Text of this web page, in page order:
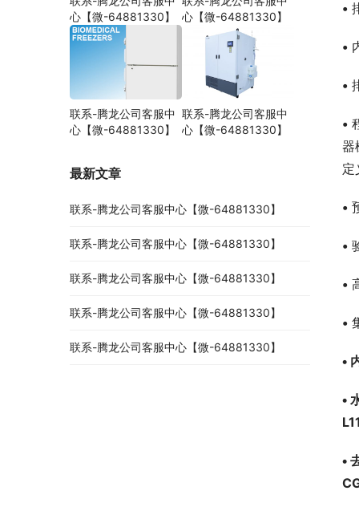
•
•
•
•
器
定
•
•
•
•
•
•
•
心【微-64881330】
心【微-64881330】
联系-腾龙公司客服中
心【微-64881330】
联系-腾龙公司客服中
心【微-64881330】
最新文章
联系-腾龙公司客服中心【微-64881330】
联系-腾龙公司客服中心【微-64881330】
联系-腾龙公司客服中心【微-64881330】
联系-腾龙公司客服中心【微-64881330】
联系-腾龙公司客服中心【微-64881330】